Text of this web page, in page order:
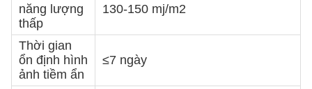
năng lượng
thấp
130-150 mj/m2
Thời gian
ổn định hình
ảnh tiềm ẩn
≤7 ngày